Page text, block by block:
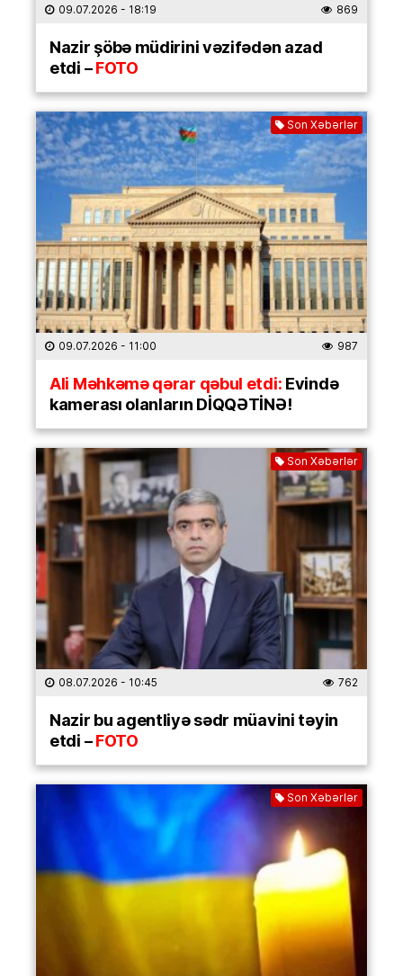
09.07.2026 - 18:19 869
Nazir şöbə müdirini vəzifədən azad
etdi –FOTO
Son Xəbərlər
09.07.2026 - 11:00 987
Ali Məhkəmə qərar qəbul etdi:Evində
kamerası olanların DİQQƏTİNƏ!
Son Xəbərlər
08.07.2026 - 10:45 762
Nazir bu agentliyə sədr müavini təyin
etdi –FOTO
Son Xəbərlər